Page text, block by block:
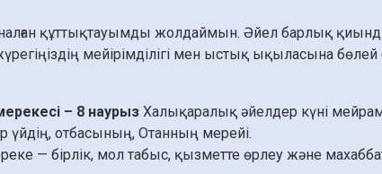
құттықтауымды жолдаймын. Әйел барлық
мейірімділігі мен ыстық ықыласына бөлей
– 8 наурыз Халықаралық әйелдер күні
отбасының, Отанның мерейі.
— бірлік, мол табыс, қызметте өрлеу және